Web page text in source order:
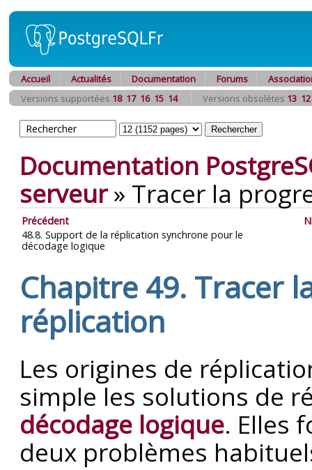
Accueil Actualités Documentation Forums
Versions supportées 18 17 16 15 14 Versions obsolètes 13 12
Documentation
serveur» Tracer la
Précédent
48.8. Support de la réplication synchrone pour le
décodage logique
Chapitre 49. Tracer
réplication
Les origines de
simple les solutions de
décodage logique. Elles
deux problèmes